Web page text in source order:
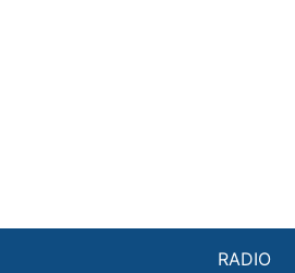
RADIO